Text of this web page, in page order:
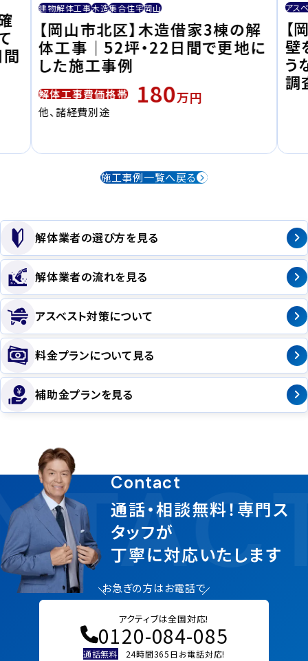
建物解体工事木造集合住宅岡山
【岡山市北区】木造借家3棟の解
体工事｜52坪・22日間で更地に
した施工事例
解体工事費価格帯 180万円
他、諸経費別途
アス
【
壁
う
調
施工事例一覧へ戻る
解体業者の選び方を見る
解体業者の流れを見る
アスベスト対策について
料金プランについて見る
補助金プランを見る
Contact
通話・相談無料！専門ス
タッフが
丁寧に対応いたします
お急ぎの方はお電話で
アクティブは全国対応!
0120-084-085
通話無料 24時間365日お電話対応!